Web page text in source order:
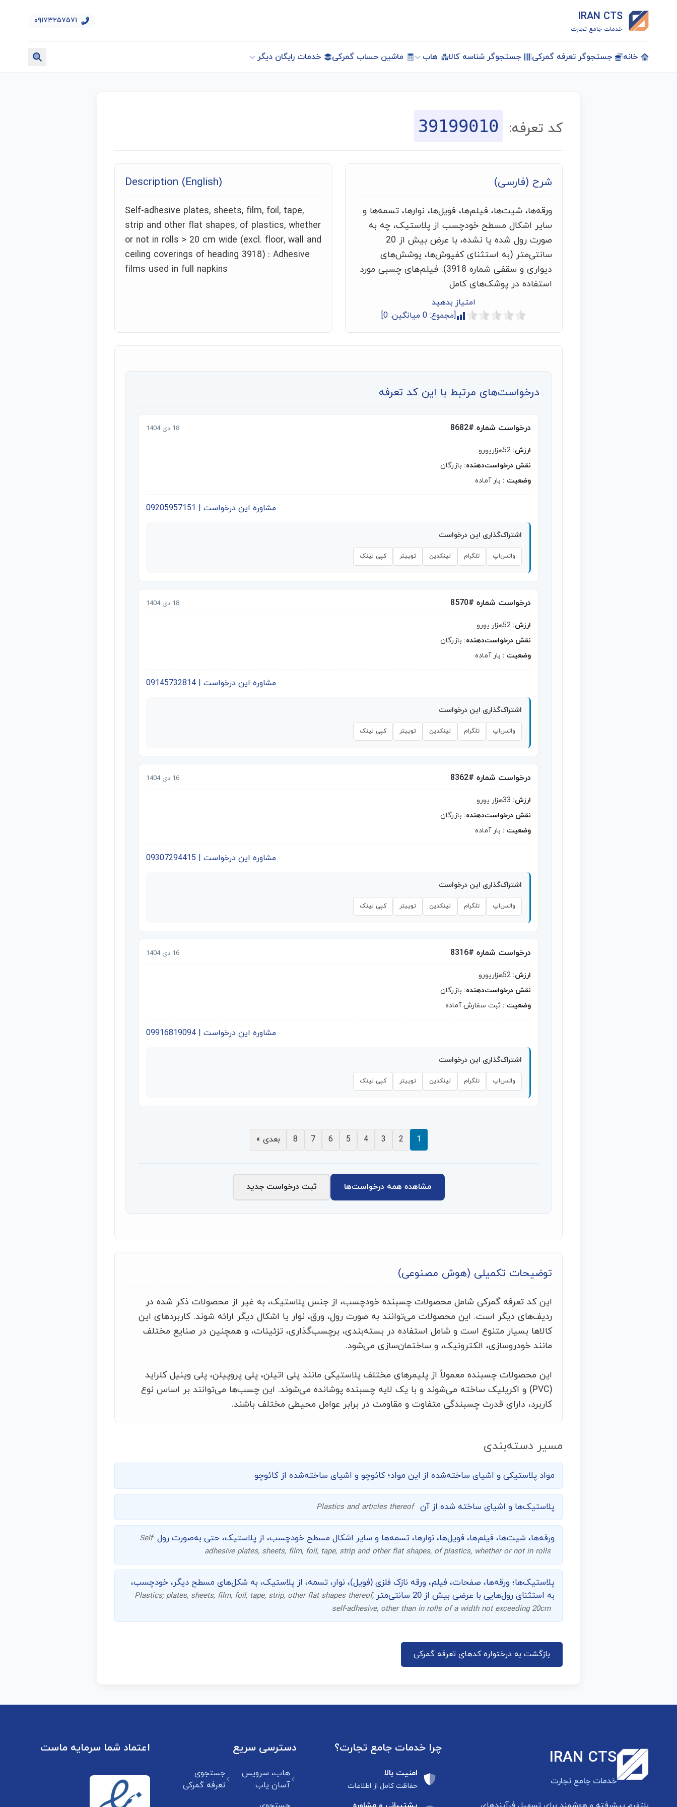
IRAN CTS
خدمات جامع تجارت
۰۹۱۷۳۲۵۷۵۷۱
خانه جستجوگر تعرفه گمرکی جستجوگر شناسه کالا هاب ماشین حساب گمرکی خدمات رایگان دیگر
کد تعرفه: 39199010
شرح (فارسی)
ورقه‌ها، شیت‌ها، فیلم‌ها، فویل‌ها، نوارها، تسمه‌ها و
سایر اشکال مسطح خودچسب از پلاستیک، چه به
صورت رول شده یا نشده، با عرض بیش از 20
سانتی‌متر (به استثنای کفپوش‌ها، پوشش‌های
دیواری و سقفی شماره 3918): فیلم‌های چسبی مورد
استفاده در پوشک‌های کامل
امتیاز بدهید
[مجموع:0 میانگین:0
]
Description (English)
Self-adhesive plates, sheets, film, foil, tape,
strip and other flat shapes, of plastics, whether
or not in rolls > 20 cm wide (excl. floor, wall and
ceiling coverings of heading 3918) : Adhesive
films used in full napkins
درخواست‌های مرتبط با این کد تعرفه
درخواست شماره #8682 18 دی 1404
ارزش:
نقش درخواست‌دهنده: بازرگان
وضعیت : بار آماده
مشاوره این درخواست | 09205957151
اشتراک‌گذاری این درخواست
واتس‌اپ تلگرام لینکدین توییتر کپی لینک
درخواست شماره #8570 18 دی 1404
ارزش:
نقش درخواست‌دهنده: بازرگان
وضعیت : بار آماده
مشاوره این درخواست | 09145732814
اشتراک‌گذاری این درخواست
واتس‌اپ تلگرام لینکدین توییتر کپی لینک
درخواست شماره #8362 16 دی 1404
ارزش:
نقش درخواست‌دهنده: بازرگان
وضعیت : بار آماده
مشاوره این درخواست | 09307294415
اشتراک‌گذاری این درخواست
واتس‌اپ تلگرام لینکدین توییتر کپی لینک
درخواست شماره #8316 16 دی 1404
ارزش:
نقش درخواست‌دهنده: بازرگان
وضعیت : ثبت سفارش آماده
مشاوره این درخواست | 09916819094
اشتراک‌گذاری این درخواست
واتس‌اپ تلگرام لینکدین توییتر کپی لینک
1
2
3
4
5
6
7
8 بعدی »
مشاهده همه درخواست‌ها ثبت درخواست جدید
توضیحات تکمیلی (هوش مصنوعی)
این کد تعرفه گمرکی شامل محصولات چسبنده خودچسب، از جنس پلاستیک، به غیر از محصولات ذکر شده در
ردیف‌های دیگر است. این محصولات می‌توانند به صورت رول، ورق، نوار یا اشکال دیگر ارائه شوند. کاربردهای این
کالاها بسیار متنوع است و شامل استفاده در بسته‌بندی، برچسب‌گذاری، تزئینات، و همچنین در صنایع مختلف
مانند خودروسازی، الکترونیک، و ساختمان‌سازی می‌شود.
این محصولات چسبنده معمولاً از پلیمرهای مختلف پلاستیکی مانند پلی اتیلن، پلی پروپیلن، پلی وینیل کلراید
(PVC) و اکریلیک ساخته می‌شوند و با یک لایه چسبنده پوشانده می‌شوند. این چسب‌ها می‌توانند بر اساس نوع
کاربرد، دارای قدرت چسبندگی متفاوت و مقاومت در برابر عوامل محیطی مختلف باشند.
مسیر دسته‌بندی
مواد پلاستیکی و اشیای ساخته‌شده از این مواد؛ کائوچو و اشیای ساخته‌شده از کائوچو
پلاستیک‌ها و اشیای ساخته شده از آن Plastics and articles thereof
ورقه‌ها، شیت‌ها، فیلم‌ها، فویل‌ها، نوارها، تسمه‌ها و سایر اشکال مسطح خودچسب، از پلاستیک، حتی به‌صورت رولSelf-
adhesive plates, sheets, film, foil, tape, strip and other flat shapes, of plastics, whether or not in rolls
پلاستیک‌ها؛ ورقه‌ها، صفحات، فیلم، ورقه نازک فلزی (فویل)، نوار، تسمه، از پلاستیک، به شکل‌های مسطح دیگر، خودچسب،
به استثنای رول‌هایی با عرضی بیش از 20 سانتی‌متر
Plastics; plates, sheets, film, foil, tape, strip, other flat shapes thereof,
self-adhesive, other than in rolls of a width not exceeding 20cm
بازگشت به درختواره کدهای تعرفه گمرکی
IRAN CTS
خدمات جامع تجارت
چرا خدمات جامع تجارت؟
امنیت بالا
حفاظت کامل از اطلاعات
دسترسی سریع
هاب، سرویس
آسان یاب
جستجوی
تعرفه گمرکی
اعتماد شما سرمایه ماست